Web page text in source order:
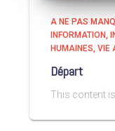
A NE PAS
INFORMATION
HUMAINES VIE
Départ
This content